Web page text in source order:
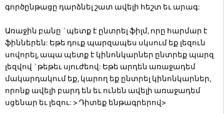
գործընթացը դարձնել շատ ավելի հեշտ եւ արագ:
Առաջին բանը `պետք է ընտրել ֆիլմ, որը հարմար է
ֆիններեն: Եթե ​​դուք պարզապես սկսում եք լեզուն
սովորել, ապա պետք է կինոնկարներ ընտրեք պարզ
լեզվով `թեթեւ սյուժեով: Եթե ​​արդեն առաջադեմ
մակարդակում եք, կարող եք ընտրել կինոնկարներ,
որոնք ավելի բարդ են եւ ունեն ավելի առաջադեմ
սցենար եւ լեզու: > Դիտեք ենթագրերով>